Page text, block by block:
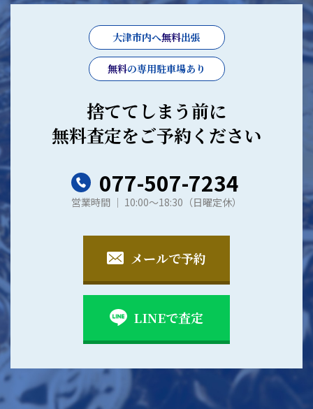
大津市内へ無料出張
無料の専用駐車場あり
捨ててしまう前に
無料査定をご予約ください
077-507-7234
営業時間 │ 10:00～18:30（日曜定休）
メールで予約
LINEで査定